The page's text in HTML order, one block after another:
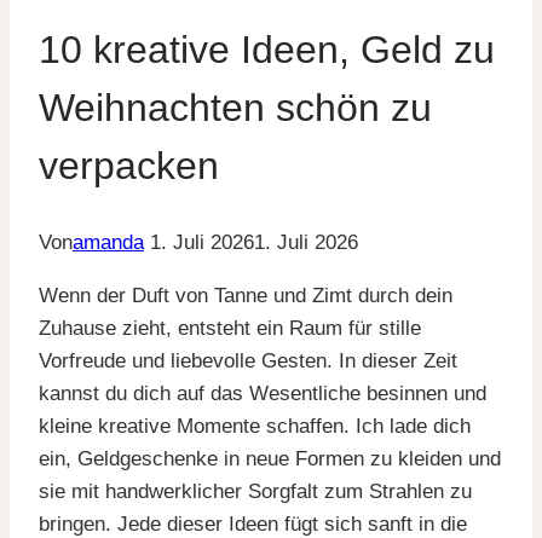
10 kreative Ideen, Geld zu
Weihnachten schön zu
verpacken
Vonamanda 1. Juli 20261. Juli 2026
Wenn der Duft von Tanne und Zimt durch dein
Zuhause zieht, entsteht ein Raum für stille
Vorfreude und liebevolle Gesten. In dieser Zeit
kannst du dich auf das Wesentliche besinnen und
kleine kreative Momente schaffen. Ich lade dich
ein, Geldgeschenke in neue Formen zu kleiden und
sie mit handwerklicher Sorgfalt zum Strahlen zu
bringen. Jede dieser Ideen fügt sich sanft in die